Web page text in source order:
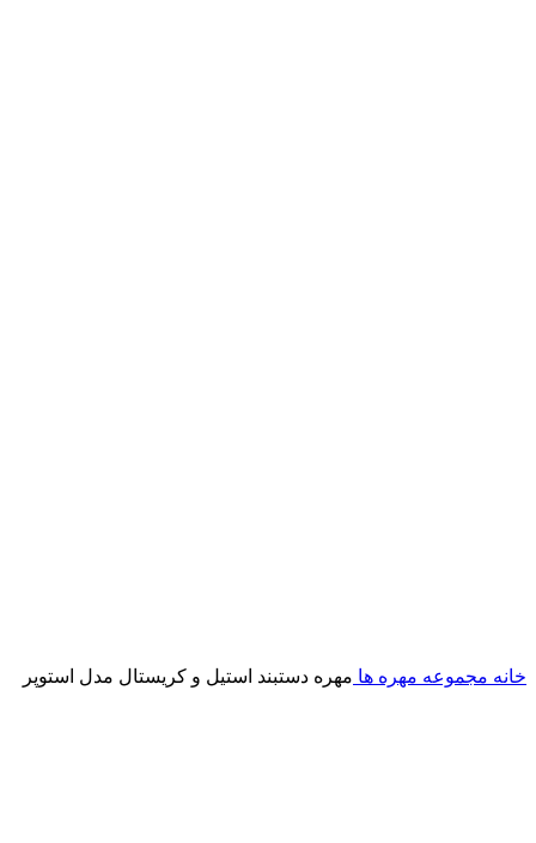
خانه مجموعه مهره ها مهره دستبند استیل و کریستال مدل استوپر